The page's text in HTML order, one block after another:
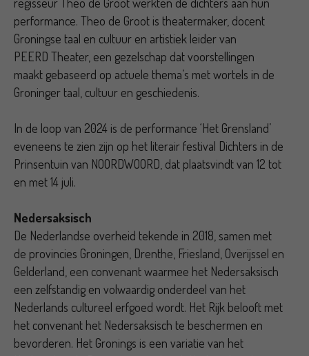
performance. Theo de Groot is theatermaker, docent
Groningse taal en cultuur en artistiek leider van
PEERD Theater, een gezelschap dat voorstellingen
maakt gebaseerd op actuele thema’s met wortels in de
Groninger taal, cultuur en geschiedenis.
In de loop van 2024 is de performance ‘Het Grensland’
eveneens te zien zijn op het literair festival Dichters in de
Prinsentuin van NOORDWOORD, dat plaatsvindt van 12 tot
en met 14 juli.
Nedersaksisch
De Nederlandse overheid tekende in 2018, samen met
de provincies Groningen, Drenthe, Friesland, Overijssel en
Gelderland, een convenant waarmee het Nedersaksisch
een zelfstandig en volwaardig onderdeel van het
Nederlands cultureel erfgoed wordt. Het Rijk belooft met
het convenant het Nedersaksisch te beschermen en
bevorderen. Het Gronings is een variatie van het